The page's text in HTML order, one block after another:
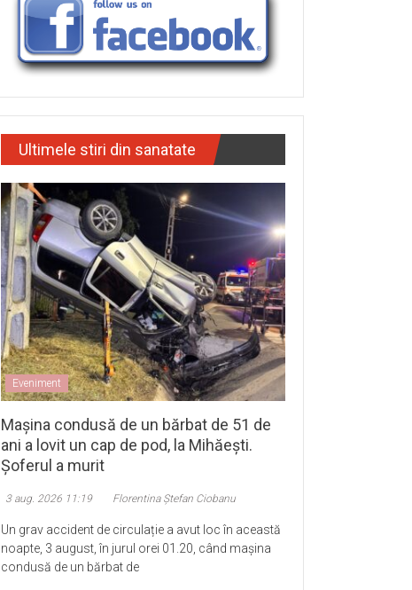
Ultimele stiri din sanatate
Eveniment
Mașina condusă de un bărbat de 51 de
ani a lovit un cap de pod, la Mihăești.
Șoferul a murit
3 aug. 2026 11:19 Florentina Ștefan Ciobanu
Un grav accident de circulație a avut loc în această
noapte, 3 august, în jurul orei 01.20, când mașina
condusă de un bărbat de